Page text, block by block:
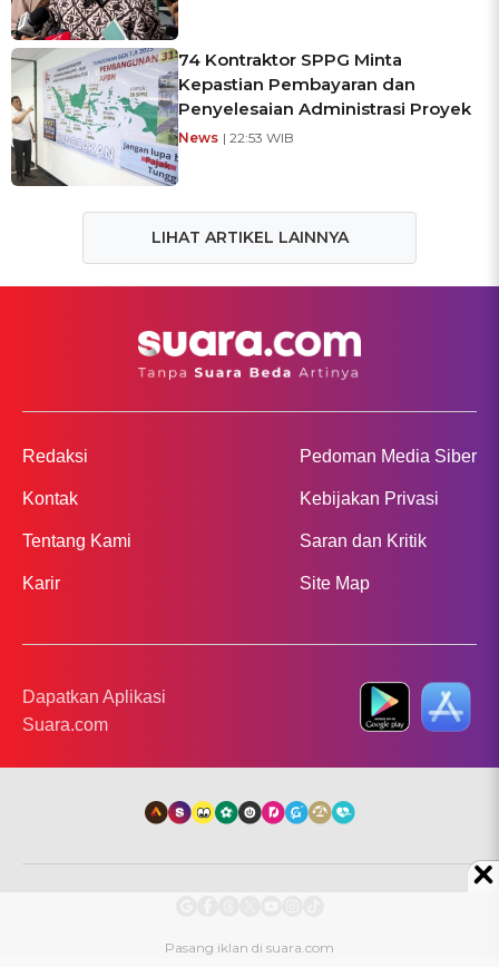
74 Kontraktor SPPG Minta
Kepastian Pembayaran dan
Penyelesaian Administrasi Proyek
News | 22:53 WIB
LIHAT ARTIKEL LAINNYA
Redaksi
Kontak
Tentang Kami
Karir
Pedoman Media Siber
Kebijakan Privasi
Saran dan Kritik
Site Map
Dapatkan Aplikasi
Suara.com